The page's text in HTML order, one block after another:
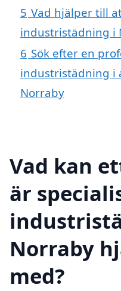
5 Vad hjälper till
industristädning i
6 Sök efter en
industristädning i
Norraby
Vad kan
är
Norraby
med?